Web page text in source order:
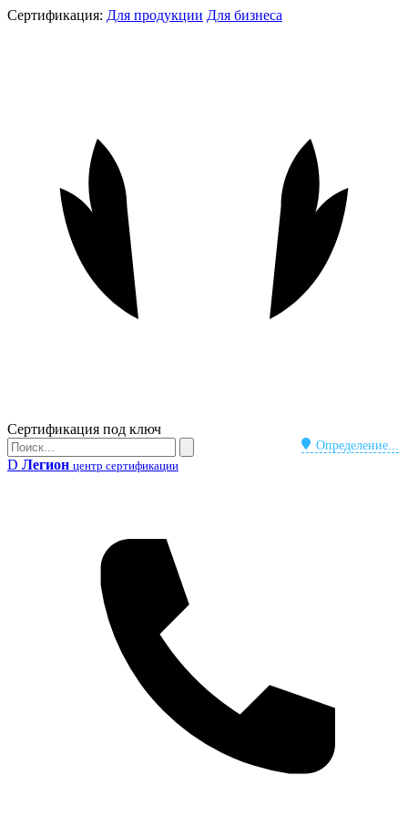
Сертификация: Для продукции Для бизнеса
Бейдж
Сертификация под ключ
Определение...
Поиск
Поиск
D Легион центр сертификации